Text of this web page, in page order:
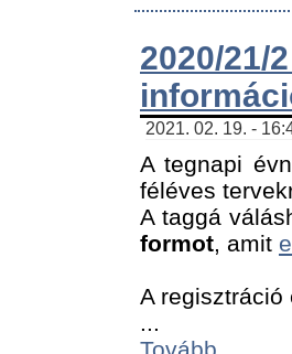
2020/
2021. 02. 19. -
A tegnapi
féléves
A taggá
formot, amit
A
...